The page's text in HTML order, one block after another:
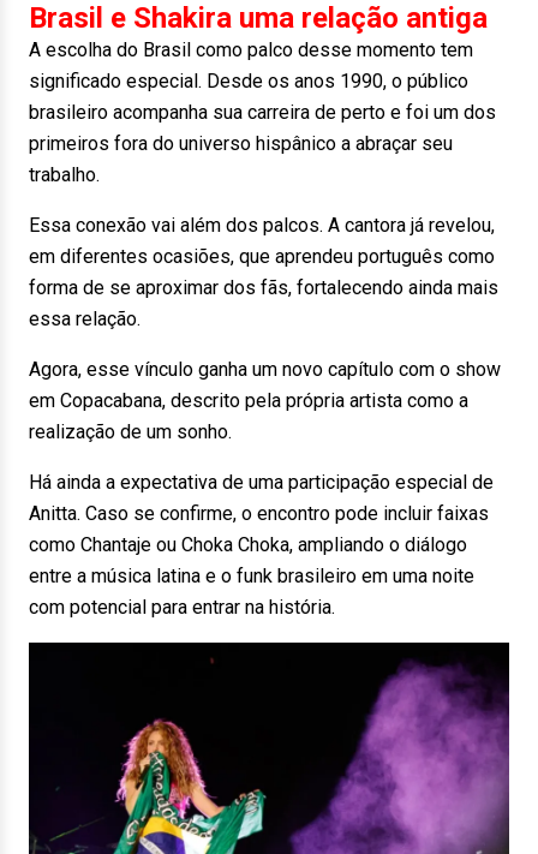
Brasil e Shakira uma relação antiga
A escolha do Brasil como palco desse momento tem
significado especial. Desde os anos 1990, o público
brasileiro acompanha sua carreira de perto e foi um dos
primeiros fora do universo hispânico a abraçar seu
trabalho.
Essa conexão vai além dos palcos. A cantora já revelou,
em diferentes ocasiões, que aprendeu português como
forma de se aproximar dos fãs, fortalecendo ainda mais
essa relação.
Agora, esse vínculo ganha um novo capítulo com o show
em Copacabana, descrito pela própria artista como a
realização de um sonho.
Há ainda a expectativa de uma participação especial de
Anitta. Caso se confirme, o encontro pode incluir faixas
como Chantaje ou Choka Choka, ampliando o diálogo
entre a música latina e o funk brasileiro em uma noite
com potencial para entrar na história.